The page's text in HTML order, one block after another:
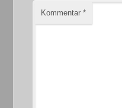
Kommentar*